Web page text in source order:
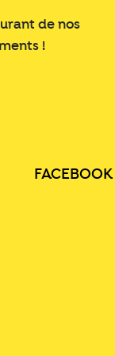
de nos
!
FACEBOOK